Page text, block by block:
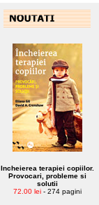
Incheierea terapiei copiilor.
Provocari, probleme si
solutii
72.00 lei- 274 pagini